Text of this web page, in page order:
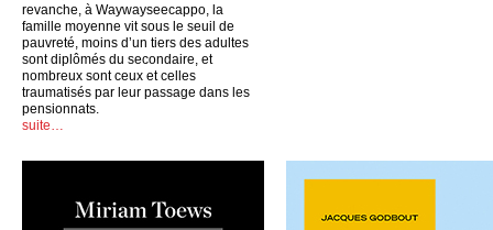
revanche, à Waywayseecappo, la
famille moyenne vit sous le seuil de
pauvreté, moins d’un tiers des adultes
sont diplômés du secondaire, et
nombreux sont ceux et celles
traumatisés par leur passage dans les
pensionnats.
suite…